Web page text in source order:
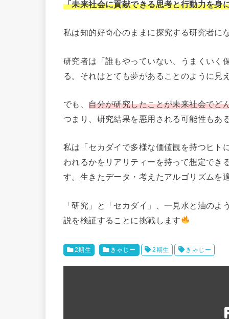
「未来社会に貢献できる思考と行動力を身
私は知的好奇心のままに探究する研究者に
研究者は「誰もやっていない、うまくいく
る。それはとても夢があるこ
でも、 自分が研究したことが未来社会でど
つまり、研究結果を悪用される可能性もあ
私は「セカダイで多様な価値観を持つヒト
われるかをリアリティーを持って想定でき
す。生きたデータ・考えたアルゴリズムを
「研究」と「セカダイ」、一見水と油の
説を検証することに挑戦します
2期生 きゃじー 2期生 きゃじー